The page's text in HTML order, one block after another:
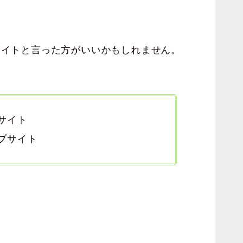
トと言った方がいいかもしれません。
イト
サイト